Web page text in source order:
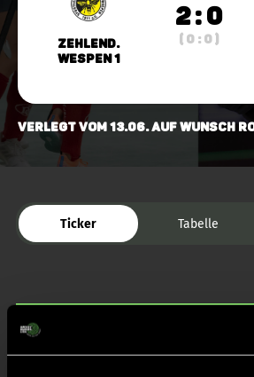
Zehlend.
Wespen 1
2 : 0
( 0 : 0 )
verlegt vom 13.06. auf Wunsch
Ticker Tabelle